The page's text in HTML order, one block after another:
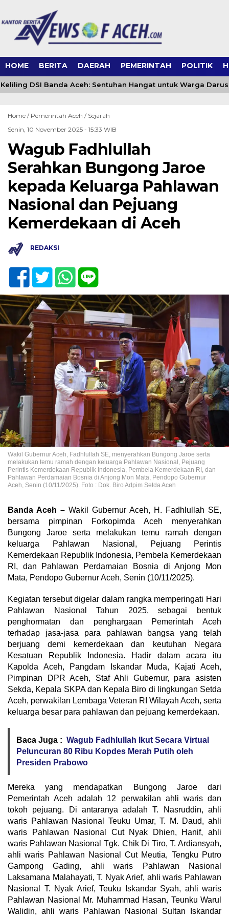
HOME BERITA DAERAH PEMERINTAH POLITIK
DSI Banda Aceh: Sentuhan Hangat untuk Warga
Home / Pemerintah Aceh / Sejarah
Senin, 10 November 2025 - 15:33 WIB
Wagub Fadhlullah
Serahkan Bungong Jaroe
kepada Keluarga Pahlawan
Nasional dan Pejuang
Kemerdekaan di Aceh
REDAKSI
Wakil Gubernur Aceh, Fadhlullah SE, menyerahkan Bungong Jaroe serta
melakukan temu ramah dengan keluarga Pahlawan Nasional, Pejuang
Perintis Kemerdekaan Republik Indonesia, Pembela Kemerdekaan RI, dan
Pahlawan Perdamaian Bosnia di Anjong Mon Mata, Pendopo Gubernur
Aceh, Senin (10/11/2025). Foto : Dok. Biro Adpim Setda Aceh
Banda Aceh – Wakil Gubernur Aceh, H. Fadhlullah SE,
bersama pimpinan Forkopimda Aceh menyerahkan
Bungong Jaroe serta melakukan temu ramah dengan
keluarga Pahlawan Nasional, Pejuang Perintis
Kemerdekaan Republik Indonesia, Pembela Kemerdekaan
RI, dan Pahlawan Perdamaian Bosnia di Anjong Mon
Mata, Pendopo Gubernur Aceh, Senin (10/11/2025).
Kegiatan tersebut digelar dalam rangka memperingati Hari
Pahlawan Nasional Tahun 2025, sebagai bentuk
penghormatan dan penghargaan Pemerintah Aceh
terhadap jasa-jasa para pahlawan bangsa yang telah
berjuang demi kemerdekaan dan keutuhan Negara
Kesatuan Republik Indonesia. Hadir dalam acara itu
Kapolda Aceh, Pangdam Iskandar Muda, Kajati Aceh,
Pimpinan DPR Aceh, Staf Ahli Gubernur, para asisten
Sekda, Kepala SKPA dan Kepala Biro di lingkungan Setda
Aceh, perwakilan Lembaga Veteran RI Wilayah Aceh, serta
keluarga besar para pahlawan dan pejuang kemerdekaan.
Baca Juga : Wagub Fadhlullah Ikut Secara Virtual
Peluncuran 80 Ribu Kopdes Merah Putih oleh
Presiden Prabowo
Mereka yang mendapatkan Bungong Jaroe dari
Pemerintah Aceh adalah 12 perwakilan ahli waris dan
tokoh pejuang. Di antaranya adalah T. Nasruddin, ahli
waris Pahlawan Nasional Teuku Umar, T. M. Daud, ahli
waris Pahlawan Nasional Cut Nyak Dhien, Hanif, ahli
waris Pahlawan Nasional Tgk. Chik Di Tiro, T. Ardiansyah,
ahli waris Pahlawan Nasional Cut Meutia, Tengku Putro
Gampong Gading, ahli waris Pahlawan Nasional
Laksamana Malahayati, T. Nyak Arief, ahli waris Pahlawan
Nasional T. Nyak Arief, Teuku Iskandar Syah, ahli waris
Pahlawan Nasional Mr. Muhammad Hasan, Teunku Warul
Walidin, ahli waris Pahlawan Nasional Sultan Iskandar